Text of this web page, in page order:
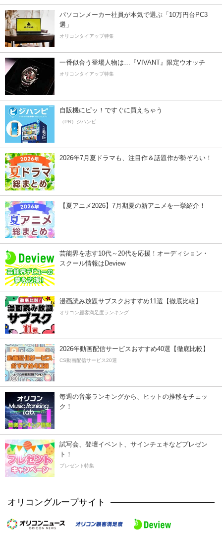
パソコンメーカー社員が本気で選ぶ「10万円台PC3
選」
オリコンタイアップ特集
一番似合う登場人物は…『VIVANT』限定ウオッチ
オリコンタイアップ特集
自販機にピッ！ですぐに買えちゃう
（PR）ジハンピ
2026年7月夏ドラマも、注目作＆話題作が勢ぞろい！
【夏アニメ2026】7月期夏の新アニメを一挙紹介！
芸能界を志す10代～20代を応援！オーディション・
スクール情報はDeview
漫画読み放題サブスクおすすめ11選【徹底比較】
オリコン顧客満足度ランキング
2026年動画配信サービスおすすめ40選【徹底比較】
CS動画配信サービス20選
毎週の音楽ランキングから、ヒットの推移をチェッ
ク！
試写会、登壇イベント、サインチェキなどプレゼン
ト！
プレゼント特集
オリコングループサイト